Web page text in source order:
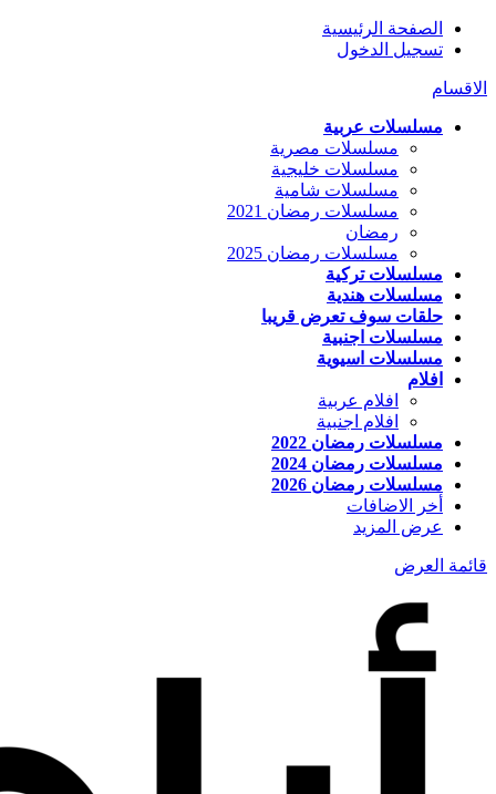
الصفحة الرئيسية
تسجيل الدخول
الاقسام
مسلسلات عربية
مسلسلات مصرية
مسلسلات خليجية
مسلسلات شامية
مسلسلات رمضان 2021
رمضان
مسلسلات رمضان 2025
مسلسلات تركية
مسلسلات هندية
حلقات سوف تعرض قريبا
مسلسلات اجنبية
مسلسلات اسيوية
افلام
افلام عربية
افلام اجنبية
مسلسلات رمضان 2022
مسلسلات رمضان 2024
مسلسلات رمضان 2026
أخر الاضافات
عرض المزيد
قائمة العرض